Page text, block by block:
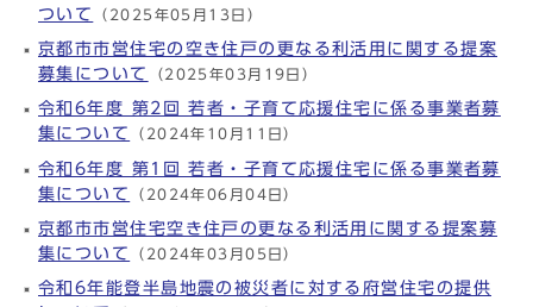
ついて
（2025年05月13日）
京都市市営住宅の空き住戸の更なる利活用に関する提案
募集について
（2025年03月19日）
令和6年度 第2回 若者・子育て応援住宅に係る事業者募
集について
（2024年10月11日）
令和6年度 第1回 若者・子育て応援住宅に係る事業者募
集について
（2024年06月04日）
京都市市営住宅空き住戸の更なる利活用に関する提案募
集について
（2024年03月05日）
令和6年能登半島地震の被災者に対する府営住宅の提供